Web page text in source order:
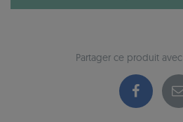
Partager ce produit